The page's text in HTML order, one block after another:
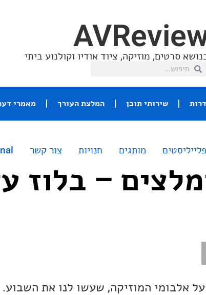
סרטים, מוזיקה, ציוד אודיו וקולנוע ביתי
שירותי תוכן המלצת העורך מאמרי
פלייליסטים מותגים חנויות צור קשר
– בלוז
אלבומי המוזיקה, שעשו לנו את השבוע.